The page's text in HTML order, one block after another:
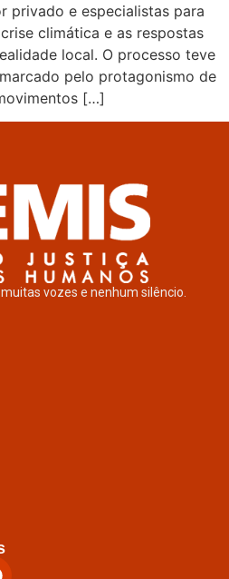
privado e especialistas para
climática e as respostas
local. O processo teve
pelo protagonismo de
[…]
vozes e nenhum silêncio.